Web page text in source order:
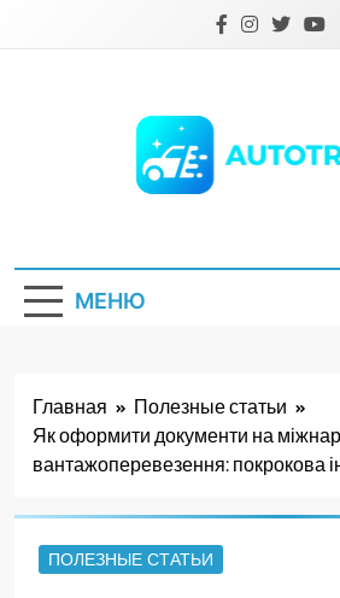
МЕНЮ
Главная
Полезные статьи
Як оформити документи на
вантажоперевезення: покрокова
ПОЛЕЗНЫЕ СТАТЬИ